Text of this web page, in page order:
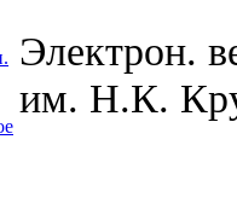
Электрон.
им. Н.К.